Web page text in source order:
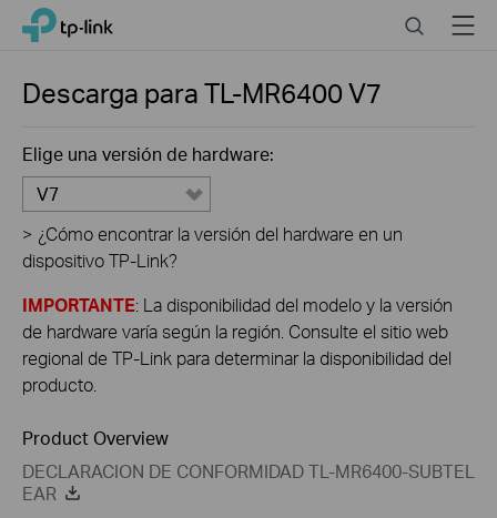
Click
navigation
TP-Link, Reliably Smart SearchMenu
Descarga paraTL-MR6400V7
Elige una versión de hardware:
V7
> ¿Cómo encontrar la versión del hardware en un
dispositivo TP-Link?
IMPORTANTE: La disponibilidad del modelo y la versión
de hardware varía según la región. Consulte el sitio web
regional de TP-Link para determinar la disponibilidad del
producto.
Product Overview
DECLARACION DE CONFORMIDAD TL-MR6400-SUBTEL
EAR